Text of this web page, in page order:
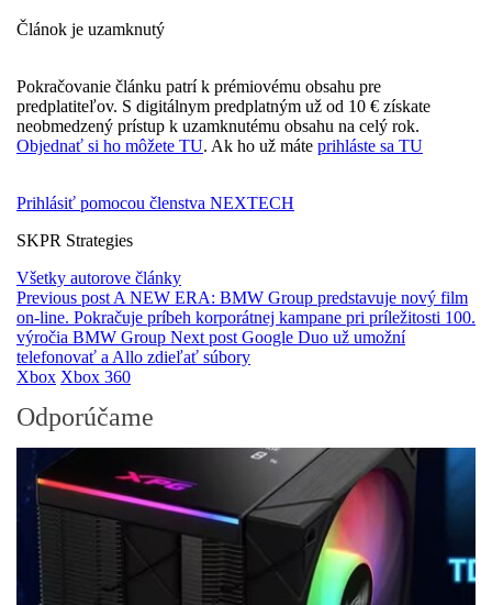
Článok je uzamknutý
Pokračovanie článku patrí k prémiovému obsahu pre
predplatiteľov. S digitálnym predplatným už od 10 € získate
neobmedzený prístup k uzamknutému obsahu na celý rok.
Objednať si ho môžete TU. Ak ho už máte prihláste sa TU
Prihlásiť pomocou členstva NEXTECH
SKPR Strategies
Všetky autorove články
Previous post A NEW ERA: BMW Group predstavuje nový film
on-line. Pokračuje príbeh korporátnej kampane pri príležitosti 100.
výročia BMW Group Next post Google Duo už umožní
telefonovať a Allo zdieľať súbory
Xbox Xbox 360
Odporúčame